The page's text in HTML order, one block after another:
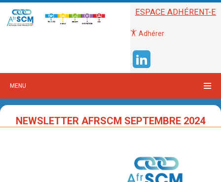
ESPACE ADHÉRENT-E
Adhérer
MENU
NEWSLETTER AFRSCM SEPTEMBRE 2024